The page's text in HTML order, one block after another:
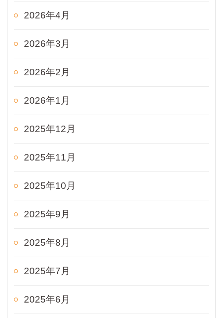
2026年4月
2026年3月
2026年2月
2026年1月
2025年12月
2025年11月
2025年10月
2025年9月
2025年8月
2025年7月
2025年6月